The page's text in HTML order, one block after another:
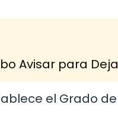
Avisar para
el Grado